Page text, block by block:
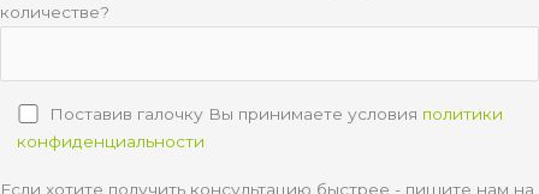
количестве?
Поставив галочку Вы принимаете условия политики
конфиденциальности
Если хотите получить консультацию быстрее - пишите нам на